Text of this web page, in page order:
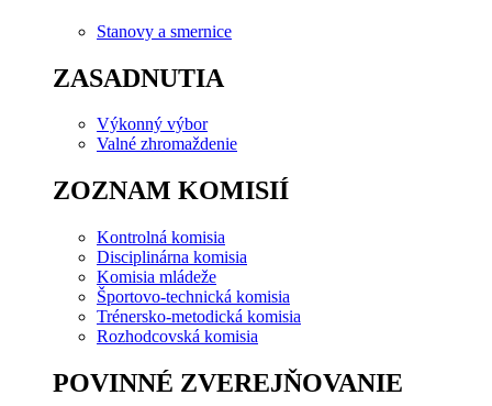
Stanovy a smernice
ZASADNUTIA
Výkonný výbor
Valné zhromaždenie
ZOZNAM KOMISIÍ
Kontrolná komisia
Disciplinárna komisia
Komisia mládeže
Športovo-technická komisia
Trénersko-metodická komisia
Rozhodcovská komisia
POVINNÉ ZVEREJŇOVANIE